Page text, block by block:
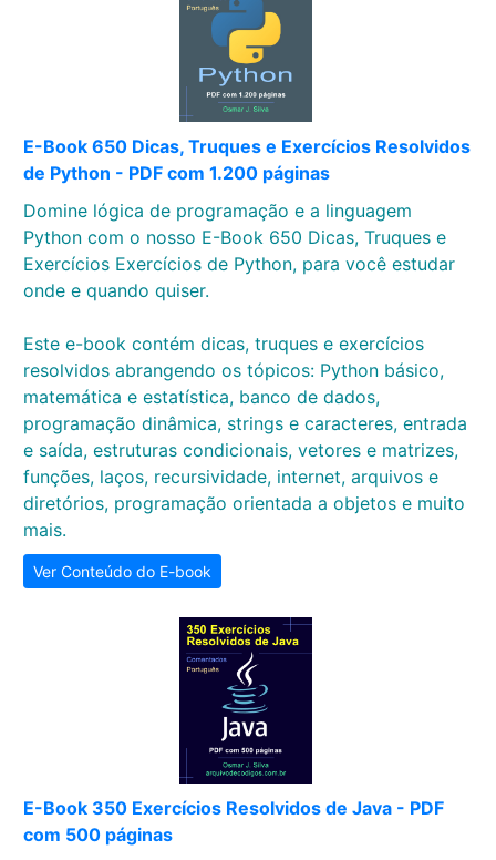
E-Book 650 Dicas, Truques e Exercícios Resolvidos
de Python - PDF com 1.200 páginas
Domine lógica de programação e a linguagem
Python com o nosso E-Book 650 Dicas, Truques e
Exercícios Exercícios de Python, para você estudar
onde e quando quiser.
Este e-book contém dicas, truques e exercícios
resolvidos abrangendo os tópicos: Python básico,
matemática e estatística, banco de dados,
programação dinâmica, strings e caracteres, entrada
e saída, estruturas condicionais, vetores e matrizes,
funções, laços, recursividade, internet, arquivos e
diretórios, programação orientada a objetos e muito
mais.
Ver Conteúdo do E-book
E-Book 350 Exercícios Resolvidos de Java - PDF
com 500 páginas